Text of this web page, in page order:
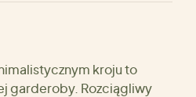
kroju to
garderoby. Rozciągliwy